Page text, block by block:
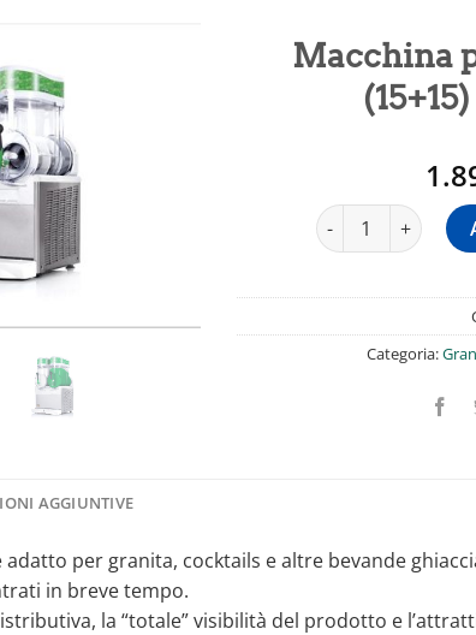
Macchina
Macchina per
Categoria:
AGGIUNTIVE
per granita, cocktails e altre bevande
in breve tempo.
la “totale” visibilità del prodotto e